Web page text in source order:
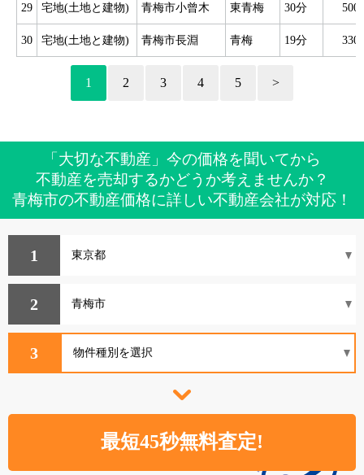
29 宅地(土地と建物) 青梅市小曾木 東青梅 30分 500
30 宅地(土地と建物) 青梅市長淵 青梅 19分 330
1 2 3 4 5 >
「大切な不動産」今の価格を聞いてから
不動産を売却するかどうか考えませんか？
青梅市の不動産価格に詳しい不動産会社が対応！
1
2
3